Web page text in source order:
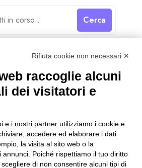
Cerca
Rifiuta cookie non necessari ✕
raccoglie alcuni
dei visitatori e
e i nostri partner utilizziamo i cookie e
accedere ed elaborare i dati
la visita al sito web o la
annunci. Poiché rispettiamo il tuo diritto
di non consentire alcuni tipi di